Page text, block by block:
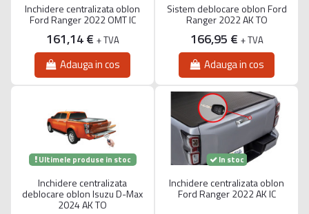
Inchidere centralizata oblon
Ford Ranger 2022 OMT IC
161,14 € + TVA
Adauga in cos
Sistem deblocare oblon Ford
Ranger 2022 AK TO
166,95 € + TVA
Adauga in cos
Ultimele produse in stoc
Inchidere centralizata
deblocare oblon Isuzu D-Max
2024 AK TO
In stoc
Inchidere centralizata oblon
Ford Ranger 2022 AK IC